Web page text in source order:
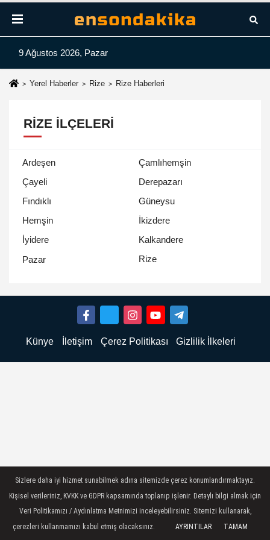
9 Ağustos 2026, Pazar
Yerel Haberler Rize Rize Haberleri
RIZE İLÇELERI
Ardeşen
Çamlıhemşin
Çayeli
Derepazarı
Fındıklı
Güneysu
Hemşin
İkizdere
İyidere
Kalkandere
Pazar
Rize
Künye İletişim Çerez Politikası Gizlilik İlkeleri
Sizlere daha iyi hizmet sunabilmek adına sitemizde çerez konumlandırmaktayız.
Kişisel verileriniz, KVKK ve GDPR kapsamında toplanıp işlenir. Detaylı bilgi almak için
Veri Politikamızı / Aydınlatma Metnimizi inceleyebilirsiniz. Sitemizi kullanarak,
çerezleri kullanmamızı kabul etmiş olacaksınız.
AYRINTILAR TAMAM